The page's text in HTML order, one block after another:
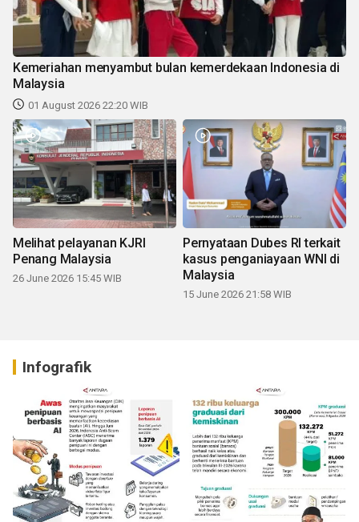
Kemeriahan menyambut bulan kemerdekaan Indonesia di
Malaysia
01 August 2026 22:20 WIB
Melihat pelayanan KJRI
Penang Malaysia
26 June 2026 15:45 WIB
Pernyataan Dubes RI terkait
kasus penganiayaan WNI di
Malaysia
15 June 2026 21:58 WIB
Infografik